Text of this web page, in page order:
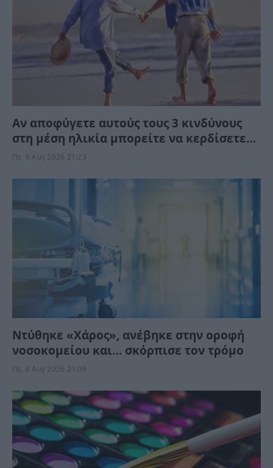
Αν αποφύγετε αυτούς τους 3 κινδύνους
στη μέση ηλικία μπορείτε να κερδίσετε
έως 13 χρόνια ζωής χωρίς άνοια
Πε, 6 Αυγ 2026 21:23
Ντύθηκε «Χάρος», ανέβηκε στην οροφή
νοσοκομείου και… σκόρπισε τον τρόμο
Πε, 6 Αυγ 2026 21:09